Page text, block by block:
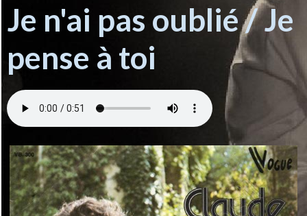
Je n'ai pas oublié / Je
pense à toi